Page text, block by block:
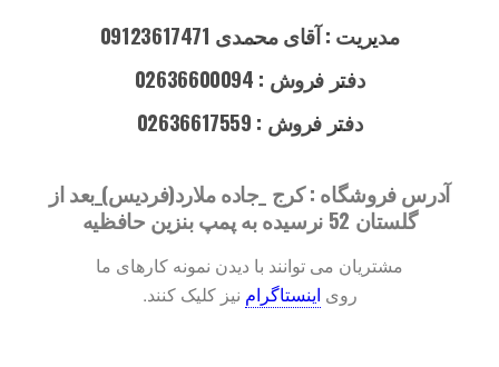
مدیریت : آقای محمدی 09123617471
دفتر فروش : 02636600094
دفتر فروش : 02636617559
آدرس فروشگاه : کرج _جاده ملارد(فردیس)_بعد از
گلستان 52 نرسیده به پمپ بنزین حافظیه
مشتریان می توانند با دیدن نمونه کارهای ما
روی اینستاگرام نیز کلیک کنند.